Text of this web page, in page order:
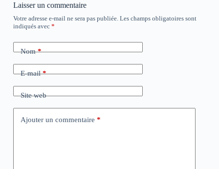
Laisser un commentaire
Votre adresse e-mail ne sera pas publiée. Les champs obligatoires sont
indiqués avec *
Nom*
E-mail*
Site web
Ajouter un commentaire *